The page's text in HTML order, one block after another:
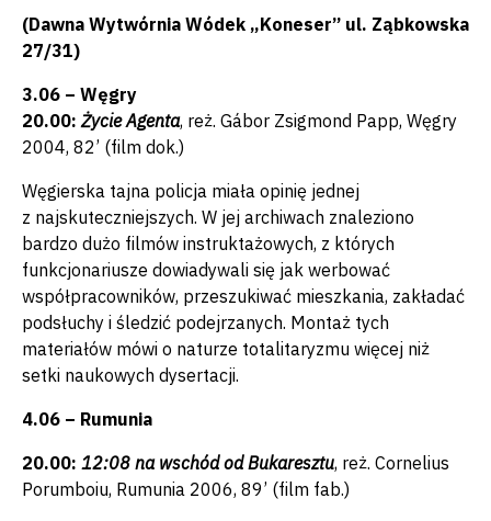
(Dawna Wytwórnia Wódek „Koneser” ul. Ząbkowska
27/31)
3.06 – Węgry
20.00:Życie Agenta, reż. Gábor Zsigmond Papp, Węgry
2004, 82’ (film dok.)
Węgierska tajna policja miała opinię jednej
z najskuteczniejszych. W jej archiwach znaleziono
bardzo dużo filmów instruktażowych, z których
funkcjonariusze dowiadywali się jak werbować
współpracowników, przeszukiwać mieszkania, zakładać
podsłuchy i śledzić podejrzanych. Montaż tych
materiałów mówi o naturze totalitaryzmu więcej niż
setki naukowych dysertacji.
4.06 – Rumunia
20.00: 12:08 na wschód od Bukaresztu, reż. Cornelius
Porumboiu, Rumunia 2006, 89’ (film fab.)